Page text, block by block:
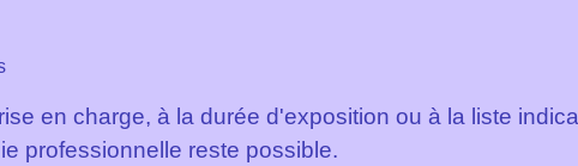
en charge, à la durée d'exposition ou à la liste
professionnelle reste possible.